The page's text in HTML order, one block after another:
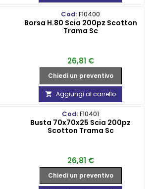
Cod:F10400
Borsa H.80 Scia 200pz Scotton
Trama Sc
Prezzo
26,81 €
Chiedi un preventivo
 Aggiungi al carrello
Cod:F10401
Busta 70x70x25 Scia 200pz
Scotton Trama Sc
Prezzo
26,81 €
Chiedi un preventivo